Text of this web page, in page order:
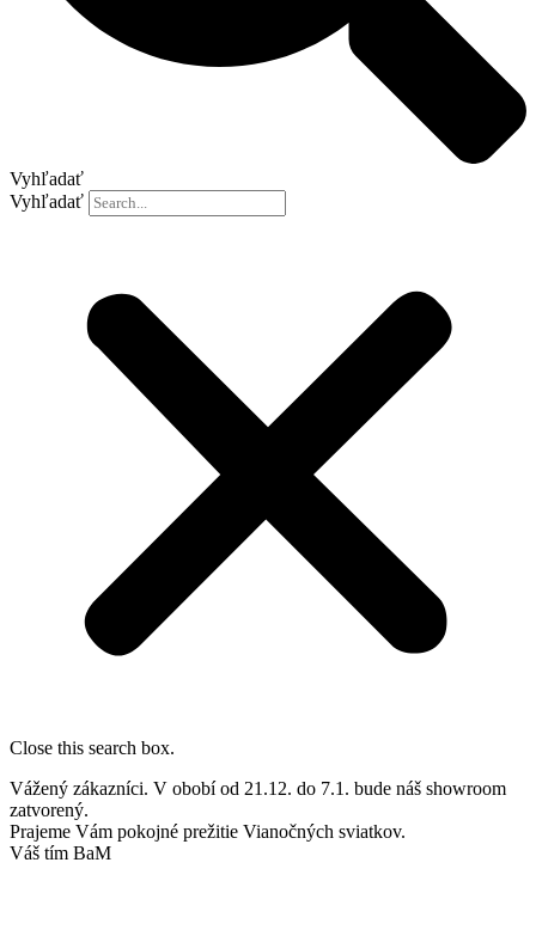
Vyhľadať
Vyhľadať
Close this search box.
Vážený zákazníci. V obobí od 21.12. do 7.1. bude náš showroom
zatvorený.
Prajeme Vám pokojné prežitie Vianočných sviatkov.
Váš tím BaM